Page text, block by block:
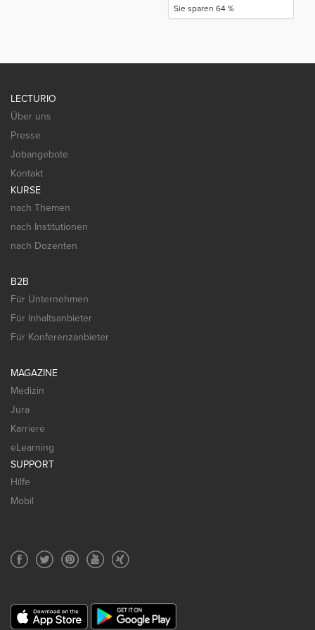
Sie sparen 64 %
LECTURIO
Über uns
Presse
Jobangebote
Kontakt
KURSE
nach Themen
nach Institutionen
nach Dozenten
B2B
Für Unternehmen
Für Inhaltsanbieter
Für Konferenzanbieter
MAGAZINE
Medizin
Jura
Karriere
eLearning
SUPPORT
Hilfe
Mobil